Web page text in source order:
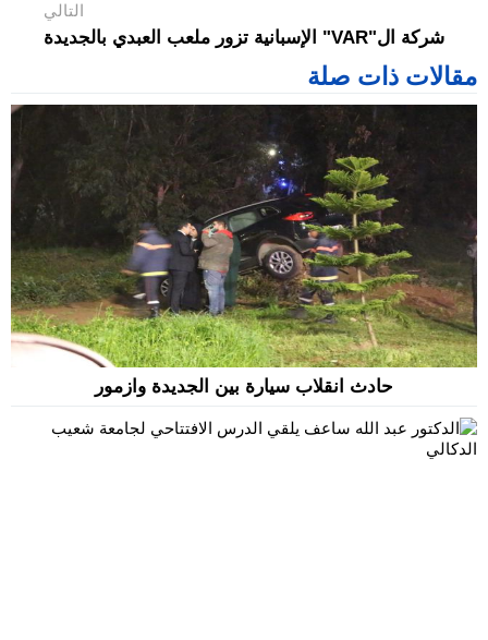
التالي
شركة ال"VAR" الإسبانية تزور ملعب العبدي بالجديدة
مقالات ذات صلة
حادث انقلاب سيارة بين الجديدة وازمور